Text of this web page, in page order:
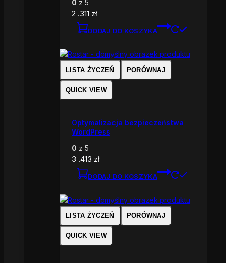
0 z 5
2 .311 zł
DODAJ DO KOSZYKA
LISTA ŻYCZEŃ PORÓWNAJ
QUICK VIEW
Optymalizacja bezpieczeństwa
WordPress
0 z 5
3 .413 zł
DODAJ DO KOSZYKA
LISTA ŻYCZEŃ PORÓWNAJ
QUICK VIEW